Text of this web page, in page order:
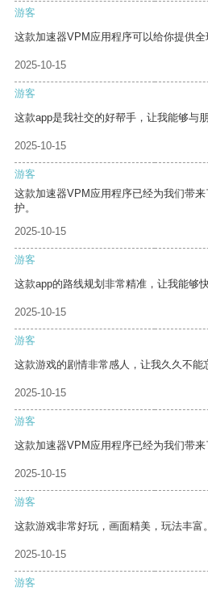
游客
这款加速器VPM应用程序可以给你提供全
2025-10-15
游客
这款app是我社交的好帮手，让我能够与
2025-10-15
游客
这款加速器VPM应用程序已经为我们带
护。
2025-10-15
游客
这款app的路线规划非常精准，让我能够
2025-10-15
游客
这款游戏的剧情非常感人，让我久久不能
2025-10-15
游客
这款加速器VPM应用程序已经为我们带来
2025-10-15
游客
这款游戏非常好玩，画面精美，玩法丰富。
2025-10-15
游客